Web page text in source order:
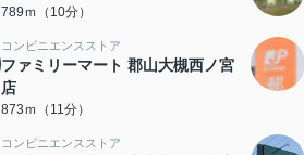
789ｍ（10分）
コンビニエンスストア
ファミリーマート 郡山大槻西ノ宮
店
873ｍ（11分）
コンビニエンスストア